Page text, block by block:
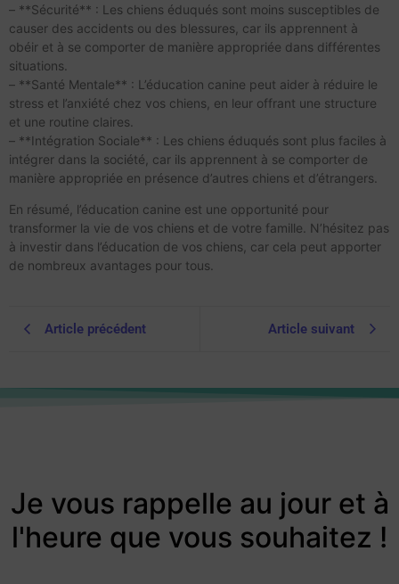
– **Sécurité** : Les chiens éduqués sont moins susceptibles de
causer des accidents ou des blessures, car ils apprennent à
obéir et à se comporter de manière appropriée dans différentes
situations.
– **Santé Mentale** : L’éducation canine peut aider à réduire le
stress et l’anxiété chez vos chiens, en leur offrant une structure
et une routine claires.
– **Intégration Sociale** : Les chiens éduqués sont plus faciles à
intégrer dans la société, car ils apprennent à se comporter de
manière appropriée en présence d’autres chiens et d’étrangers.
En résumé, l’éducation canine est une opportunité pour
transformer la vie de vos chiens et de votre famille. N’hésitez pas
à investir dans l’éducation de vos chiens, car cela peut apporter
de nombreux avantages pour tous.
Article précédent Article suivant
Je vous rappelle au jour et à
l'heure que vous souhaitez !